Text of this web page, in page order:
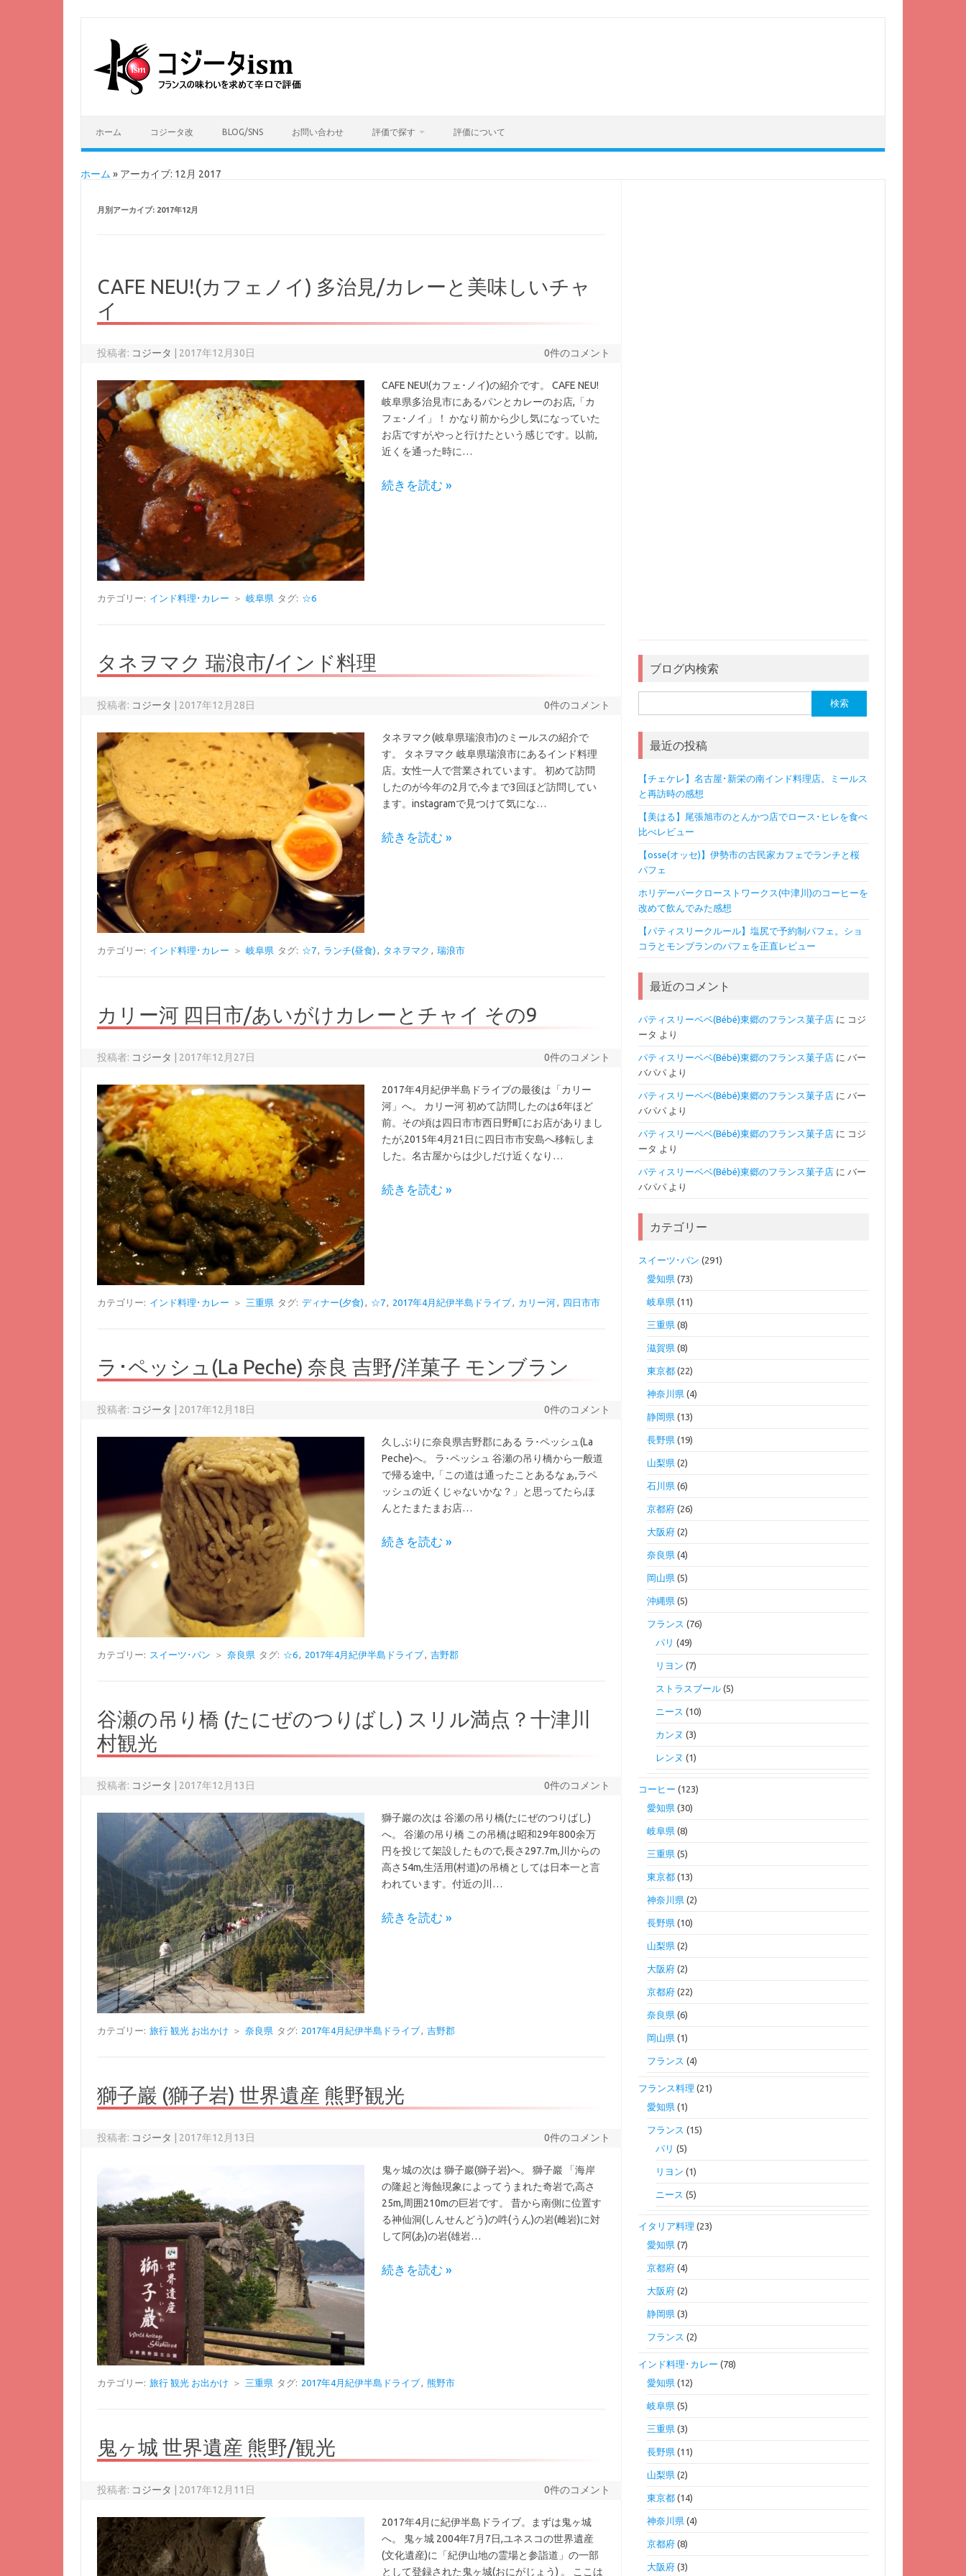
ホーム コジータ改 BLOG/SNS お問い合わせ 評価で探す 評価について
ホーム » アーカイブ: 12月 2017
月別アーカイブ: 2017年12月
CAFE NEU!(カフェノイ) 多治見/カレーと美味しいチャ
イ
投稿者: コジータ 2017年12月30日 0件のコメント
CAFE NEU!(カフェ･ノイ)の紹介です。 CAFE NEU!
岐阜県多治見市にあるパンとカレーのお店,「カ
フェ･ノイ」！ かなり前から少し気になっていた
お店ですが,やっと行けたという感じです。以前,
近くを通った時に…
続きを読む »
カテゴリー: インド料理･カレー ＞ 岐阜県 タグ: ☆6
タネヲマク 瑞浪市/インド料理
投稿者: コジータ 2017年12月28日 0件のコメント
タネヲマク(岐阜県瑞浪市)のミールスの紹介で
す。 タネヲマク 岐阜県瑞浪市にあるインド料理
店。女性一人で営業されています。 初めて訪問
したのが今年の2月で,今まで3回ほど訪問してい
ます。instagramで見つけて気にな…
続きを読む »
カテゴリー: インド料理･カレー ＞ 岐阜県 タグ: ☆7, ランチ(昼食) , タネヲマク , 瑞浪市
カリー河 四日市/あいがけカレーとチャイ その9
投稿者: コジータ 2017年12月27日 0件のコメント
2017年4月紀伊半島ドライブの最後は「カリー
河」へ。 カリー河 初めて訪問したのは6年ほど
前。その頃は四日市市西日野町にお店がありまし
たが,2015年4月21日に四日市市安島へ移転しま
した。名古屋からは少しだけ近くなり…
続きを読む »
カテゴリー: インド料理･カレー ＞ 三重県 タグ: ディナー(夕食) , ☆7, 2017年4月紀伊半島ドライブ, カリー河, 四日市市
ラ･ペッシュ(La Peche) 奈良 吉野/洋菓子 モンブラン
投稿者: コジータ 2017年12月18日 0件のコメント
久しぶりに奈良県吉野郡にある ラ･ペッシュ(La
Peche)へ。 ラ･ペッシュ 谷瀬の吊り橋から一般道
で帰る途中,「この道は通ったことあるなぁ,ラペ
ッシュの近くじゃないかな？」と思ってたら,ほ
んとたまたまお店…
続きを読む »
カテゴリー: スイーツ･パン ＞ 奈良県 タグ: ☆6, 2017年4月紀伊半島ドライブ, 吉野郡
谷瀬の吊り橋 (たにぜのつりばし) スリル満点？十津川
村観光
投稿者: コジータ 2017年12月13日 0件のコメント
獅子巖の次は 谷瀬の吊り橋(たにぜのつりばし)
へ。 谷瀬の吊り橋 この吊橋は昭和29年800余万
円を投じて架設したもので,長さ297.7m,川からの
高さ54m,生活用(村道)の吊橋としては日本一と言
われています。付近の川…
続きを読む »
カテゴリー: 旅行 観光 お出かけ ＞ 奈良県 タグ: 2017年4月紀伊半島ドライブ, 吉野郡
獅子巖 (獅子岩) 世界遺産 熊野観光
投稿者: コジータ 2017年12月13日 0件のコメント
鬼ヶ城の次は 獅子巖(獅子岩)へ。 獅子巖 「海岸
の隆起と海蝕現象によってうまれた奇岩で,高さ
25m,周囲210mの巨岩です。 昔から南側に位置す
る神仙洞(しんせんどう)の吽(うん)の岩(雌岩)に対
して阿(あ)の岩(雄岩…
続きを読む »
カテゴリー: 旅行 観光 お出かけ ＞ 三重県 タグ: 2017年4月紀伊半島ドライブ, 熊野市
鬼ヶ城 世界遺産 熊野/観光
投稿者: コジータ 2017年12月11日 0件のコメント
2017年4月に紀伊半島ドライブ。まずは鬼ヶ城
へ。 鬼ヶ城 2004年7月7日,ユネスコの世界遺産
(文化遺産)に「紀伊山地の霊場と参詣道」の一部
として登録された鬼ヶ城(おにがじょう) 。 ここは
ブログ内検索
索:
最近の投稿
【チェケレ】名古屋･新栄の南インド料理店。ミールス
と再訪時の感想
【美はる】尾張旭市のとんかつ店でロース･ヒレを食べ
比べレビュー
【osse(オッセ)】伊勢市の古民家カフェでランチと桜
パフェ
ホリデーパークローストワークス(中津川)のコーヒーを
改めて飲んでみた感想
【パティスリークルール】塩尻で予約制パフェ。ショ
コラとモンブランのパフェを正直レビュー
最近のコメント
パティスリーベベ(Bébé)東郷のフランス菓子店に コジ
ータ より
パティスリーベベ(Bébé)東郷のフランス菓子店に バー
バパパより
パティスリーベベ(Bébé)東郷のフランス菓子店に バー
バパパより
パティスリーベベ(Bébé)東郷のフランス菓子店に コジ
ータ より
パティスリーベベ(Bébé)東郷のフランス菓子店に バー
バパパより
カテゴリー
スイーツ･パン (291)
愛知県(73)
岐阜県(11)
三重県(8)
滋賀県(8)
東京都(22)
神奈川県(4)
静岡県(13)
長野県(19)
山梨県(2)
石川県(6)
京都府(26)
大阪府(2)
奈良県(4)
岡山県(5)
沖縄県(5)
フランス (76)
パリ (49)
リヨン (7)
ストラスブール(5)
ニース (10)
カンヌ (3)
レンヌ (1)
コーヒー (123)
愛知県(30)
岐阜県(8)
三重県(5)
東京都(13)
神奈川県(2)
長野県(10)
山梨県(2)
大阪府(2)
京都府(22)
奈良県(6)
岡山県(1)
フランス (4)
フランス料理 (21)
愛知県(1)
フランス (15)
パリ (5)
リヨン (1)
ニース (5)
イタリア料理 (23)
愛知県(7)
京都府(4)
大阪府(2)
静岡県(3)
フランス (2)
インド料理･カレー (78)
愛知県(12)
岐阜県(5)
三重県(3)
長野県(11)
山梨県(2)
東京都(14)
神奈川県(4)
京都府(8)
大阪府(3)